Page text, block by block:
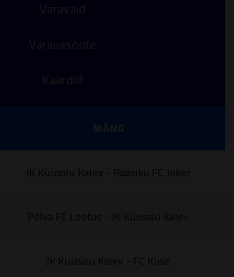
Väravaid
Väravasööte
Kaardid
MÄNG
JK Kuusalu Kalev - Raasiku FC Joker
Põlva FC Lootos - JK Kuusalu Kalev
JK Kuusalu Kalev - FC Kose